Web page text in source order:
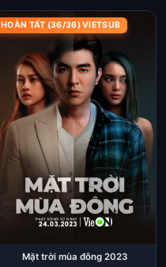
HOÀN TẤT (36/36) VIETSUB
Mặt trời mùa đông 2023